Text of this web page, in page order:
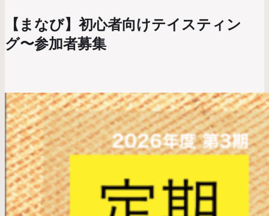
【まなび】初心者向けテイスティン
グ〜参加者募集